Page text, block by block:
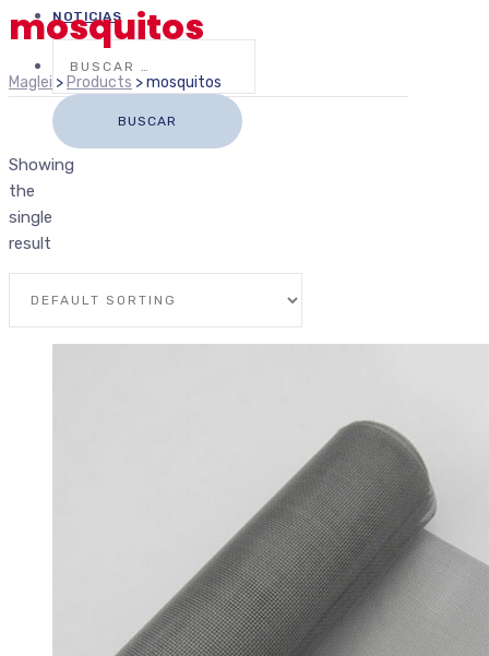
NOTICIAS
mosquitos
Maglei > Products >mosquitos
Showing
the
single
result